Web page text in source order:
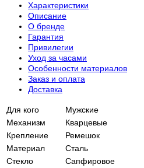
Характеристики
Описание
О бренде
Гарантия
Привилегии
Уход за часами
Особенности материалов
Заказ и оплата
Доставка
Для кого
Мужские
Механизм
Кварцевые
Крепление
Ремешок
Материал
Сталь
Стекло
Сапфировое